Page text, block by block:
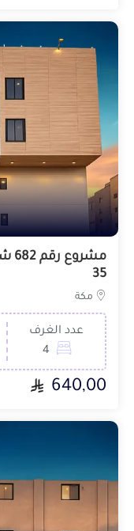
35
مكة
عدد الغرف
4
640,00